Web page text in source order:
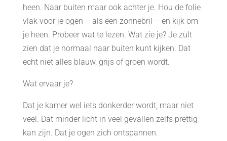
heen. Naar buiten maar ook achter je. Hou de folie
vlak voor je ogen – als een zonnebril – en kijk om
je heen. Probeer wat te lezen. Wat zie je? Je zult
zien dat je normaal naar buiten kunt kijken. Dat
echt niet alles blauw, grijs of groen wordt.
Wat ervaar je?
Dat je kamer wel iets donkerder wordt, maar niet
veel. Dat minder licht in veel gevallen zelfs prettig
kan zijn. Dat je ogen zich ontspannen.